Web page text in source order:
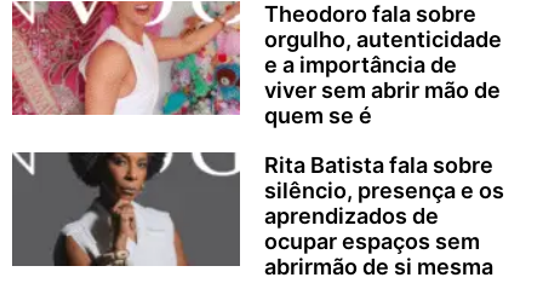
Theodoro fala sobre
orgulho, autenticidade
e a importância de
viver sem abrir mão de
quem se é
Rita Batista fala sobre
silêncio, presença e os
aprendizados de
ocupar espaços sem
abrirmão de si mesma